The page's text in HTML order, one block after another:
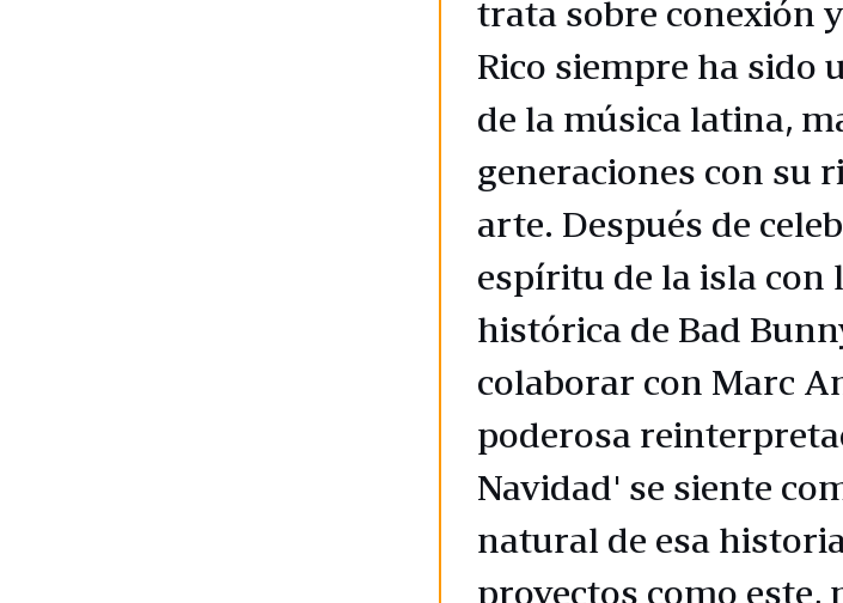
trata sobre conexión
Rico siempre ha sido
de la música latina,
generaciones con su
arte. Después de
espíritu de la isla con
histórica de Bad
colaborar con Marc
poderosa
Navidad' se siente
natural de esa
proyectos como este,